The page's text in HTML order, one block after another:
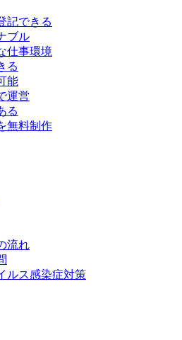
記できる
ブル
仕事環境
る
能
運営
る
無料制作
流れ
ルス感染症対策